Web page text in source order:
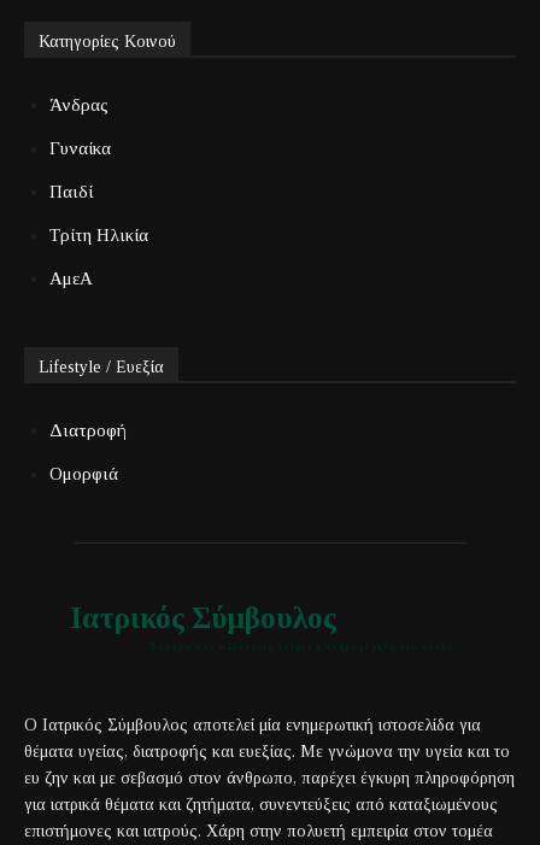
Κατηγορίες Κοινού
Άνδρας
Γυναίκα
Παιδί
Τρίτη Ηλικία
ΑμεΑ
Lifestyle / Ευεξία
Διατροφή
Ομορφιά
Ιατρικός Σύμβουλος
Ο Ιατρικός Σύμβουλος αποτελεί μία ενημερωτική ιστοσελίδα για
θέματα υγείας, διατροφής και ευεξίας. Με γνώμονα την υγεία και το
ευ ζην και με σεβασμό στον άνθρωπο, παρέχει έγκυρη πληροφόρηση
για ιατρικά θέματα και ζητήματα, συνεντεύξεις από καταξιωμένους
επιστήμονες και ιατρούς. Χάρη στην πολυετή εμπειρία στον τομέα